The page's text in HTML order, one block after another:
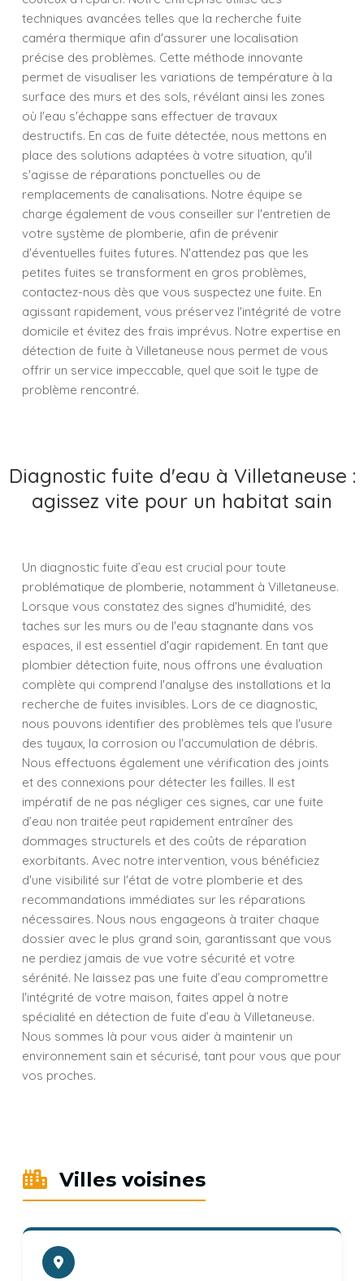
techniques avancées telles que la recherche fuite
caméra thermique afin d'assurer une localisation
précise des problèmes. Cette méthode innovante
permet de visualiser les variations de température à la
surface des murs et des sols, révélant ainsi les zones
où l'eau s'échappe sans effectuer de travaux
destructifs. En cas de fuite détectée, nous mettons en
place des solutions adaptées à votre situation, qu'il
s'agisse de réparations ponctuelles ou de
remplacements de canalisations. Notre équipe se
charge également de vous conseiller sur l'entretien de
votre système de plomberie, afin de prévenir
d'éventuelles fuites futures. N'attendez pas que les
petites fuites se transforment en gros problèmes,
contactez-nous dès que vous suspectez une fuite. En
agissant rapidement, vous préservez l'intégrité de votre
domicile et évitez des frais imprévus. Notre expertise en
détection de fuite à Villetaneuse nous permet de vous
offrir un service impeccable, quel que soit le type de
problème rencontré.
Diagnostic fuite d'eau à Villetaneuse :
agissez vite pour un habitat sain
Un diagnostic fuite d’eau est crucial pour toute
problématique de plomberie, notamment à Villetaneuse.
Lorsque vous constatez des signes d'humidité, des
taches sur les murs ou de l'eau stagnante dans vos
espaces, il est essentiel d'agir rapidement. En tant que
plombier détection fuite, nous offrons une évaluation
complète qui comprend l'analyse des installations et la
recherche de fuites invisibles. Lors de ce diagnostic,
nous pouvons identifier des problèmes tels que l'usure
des tuyaux, la corrosion ou l'accumulation de débris.
Nous effectuons également une vérification des joints
et des connexions pour détecter les failles. Il est
impératif de ne pas négliger ces signes, car une fuite
d’eau non traitée peut rapidement entraîner des
dommages structurels et des coûts de réparation
exorbitants. Avec notre intervention, vous bénéficiez
d'une visibilité sur l'état de votre plomberie et des
recommandations immédiates sur les réparations
nécessaires. Nous nous engageons à traiter chaque
dossier avec le plus grand soin, garantissant que vous
ne perdiez jamais de vue votre sécurité et votre
sérénité. Ne laissez pas une fuite d’eau compromettre
l'intégrité de votre maison, faites appel à notre
spécialité en détection de fuite d’eau à Villetaneuse.
Nous sommes là pour vous aider à maintenir un
environnement sain et sécurisé, tant pour vous que pour
vos proches.
Villes voisines